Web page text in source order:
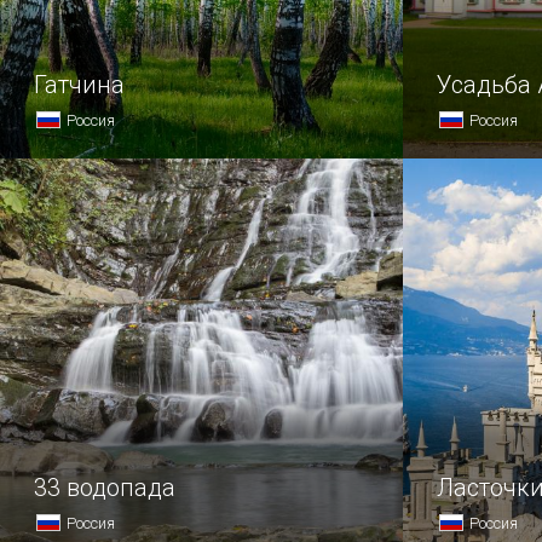
Гатчина
Россия
Если путешествие привело вас
в Санкт-Петербург, то ознакомьтесь
с его окрестностями.
Усадьба
Россия
и
от
в
33 водопада
Россия Россия